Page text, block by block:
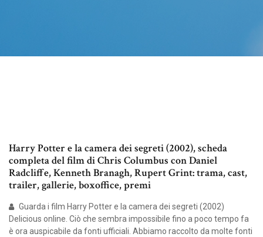
Harry Potter e la camera dei segreti (2002), scheda
completa del film di Chris Columbus con Daniel
Radcliffe, Kenneth Branagh, Rupert Grint: trama, cast,
trailer, gallerie, boxoffice, premi
Guarda i film Harry Potter e la camera dei segreti (2002)
Delicious online. Ciò che sembra impossibile fino a poco tempo fa
è ora auspicabile da fonti ufficiali. Abbiamo raccolto da molte fonti